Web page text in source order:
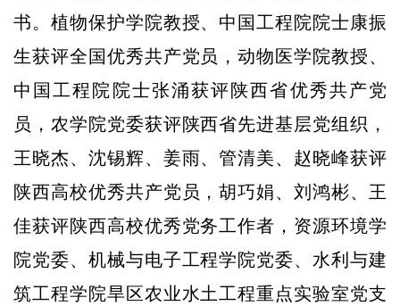
书。植物保护学院教授、中国工程院院士康振
生获评全国优秀共产党员，动物医学院教授、
中国工程院院士张涌获评陕西省优秀共产党
员，农学院党委获评陕西省先进基层党组织，
王晓杰、沈锡辉、姜雨、管清美、赵晓峰获评
陕西高校优秀共产党员，胡巧娟、刘鸿彬、王
佳获评陕西高校优秀党务工作者，资源环境学
院党委、机械与电子工程学院党委、水利与建
筑工程学院旱区农业水土工程重点实验室党支